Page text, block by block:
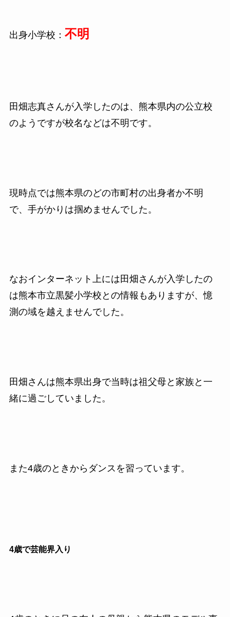
出身小学校： 不明
田畑志真さんが入学したのは、熊本県内の公立校
のようですが校名などは不明です。
現時点では熊本県のどの市町村の出身者か不明
で、手がかりは掴めませんでした。
なおインターネット上には田畑さんが入学したの
は熊本市立黒髪小学校との情報もありますが、憶
測の域を越えませんでした。
田畑さんは熊本県出身で当時は祖父母と家族と一
緒に過ごしていました。
また4歳のときからダンスを習っています。
4歳で芸能界入り